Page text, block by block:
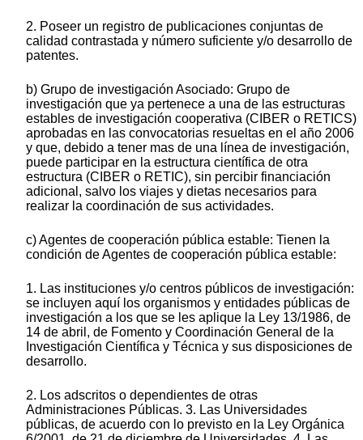
2. Poseer un registro de publicaciones conjuntas de
calidad contrastada y número suficiente y/o desarrollo de
patentes.
b) Grupo de investigación Asociado: Grupo de
investigación que ya pertenece a una de las estructuras
estables de investigación cooperativa (CIBER o RETICS)
aprobadas en las convocatorias resueltas en el año 2006
y que, debido a tener mas de una línea de investigación,
puede participar en la estructura científica de otra
estructura (CIBER o RETIC), sin percibir financiación
adicional, salvo los viajes y dietas necesarios para
realizar la coordinación de sus actividades.
c) Agentes de cooperación pública estable: Tienen la
condición de Agentes de cooperación pública estable:
1. Las instituciones y/o centros públicos de investigación:
se incluyen aquí los organismos y entidades públicas de
investigación a los que se les aplique la Ley 13/1986, de
14 de abril, de Fomento y Coordinación General de la
Investigación Científica y Técnica y sus disposiciones de
desarrollo.
2. Los adscritos o dependientes de otras
Administraciones Públicas. 3. Las Universidades
públicas, de acuerdo con lo previsto en la Ley Orgánica